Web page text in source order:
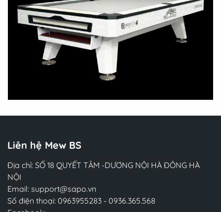
Liên hệ Mew BS
Địa chỉ: SỐ 18 QUYẾT TÂM -DƯƠNG NỘI HÀ ĐÔNG HÀ
NỘI
Email: support@sapo.vn
Số điện thoại: 0963955283 - 0936.365.568